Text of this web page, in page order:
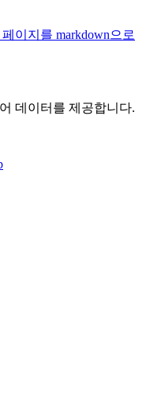
이지를 markdown으로
데이터를 제공합니다.